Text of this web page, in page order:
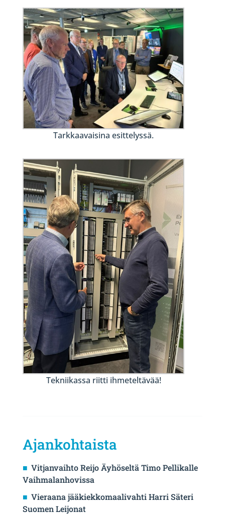
Tarkkaavaisina esittelyssä.
Tekniikassa riitti ihmeteltävää!
Ajankohtaista
Vitjanvaihto Reijo Äyhöseltä Timo Pellikalle
Vaihmalanhovissa
Vieraana jääkiekkomaalivahti Harri Säteri
Suomen Leijonat